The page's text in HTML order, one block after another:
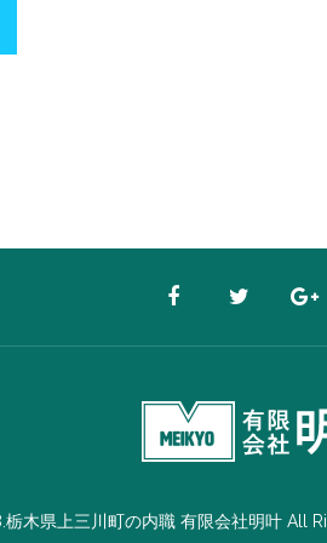
木県上三川町の内職 有限会社明叶 All